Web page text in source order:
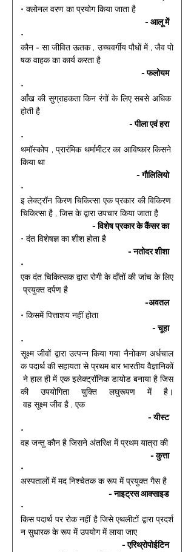
• क्लोनल वरण का प्रयोग किया जाता है
- आलू में
•
कौन - सा जीवित ऊतक , उच्चवर्गीय पौधों में , जैव पो
षक वाहक का कार्य करता है
- फलोयम
•
आँख की सुग्राहकता किन रंगों के लिए सबसे अधिक
होती है
- पीला एवं हरा
•
थमॉस्कोप , प्रारंमिक थर्मामीटर का आविष्कार किसने
किया था
- गौलिलियो
•
इ लेक्ट्रॉन किरण चिकित्सा एक प्रकार की विकिरण
चिकित्सा है , जिस के द्वारा उपचार किया जाता है
- विशेष प्रकार के कैंसर का
• दंत विशेषज्ञ का शीश होता है
- नतोदर शीशा
•
एक दंत चिकित्सक द्वारा रोगी के दाँतों की जांच के लिए
प्रयुक्त दर्पण है
-अवतल
• किसमें पित्ताशय नहीं होता
- चूहा
•
सूक्ष्म जीवों द्वारा उत्पन्न किया गया नैनोकण अर्धचाल
क पदार्थ की सहायता से प्रथम बार भारतीय वैज्ञानिकों
ने हाल ही में एक इलेक्ट्रॉनिक डायोड बनाया है जिस
की उपयोगिता युक्ति लघुरूपण में है।
वह सूक्ष्म जीव है , एक
- यीस्ट
•
वह जन्तु कौन है जिसने अंतरिक्ष में प्रथम यात्रा की
- कुत्ता
•
अस्पतालों में मद निश्चेतक क रूप में प्रयुक्त गैस है
- नाइट्रस आक्साइड
•
किस पदार्थ पर रोक नहीं है जिसे एथलीटों द्वारा प्रदर्श
न सुधारक के रूप में उपयोग में लाया जाए
- एरिथ्रोपोईटिन